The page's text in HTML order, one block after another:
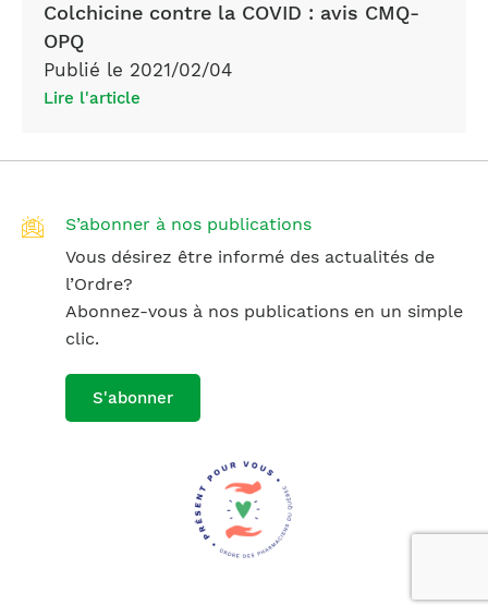
Colchicine contre la COVID : avis CMQ-
OPQ
Publié le 2021/02/04
Lire l'article
S’abonner à nos publications
Vous désirez être informé des actualités de
l’Ordre?
Abonnez-vous à nos publications en un simple
clic.
S'abonner